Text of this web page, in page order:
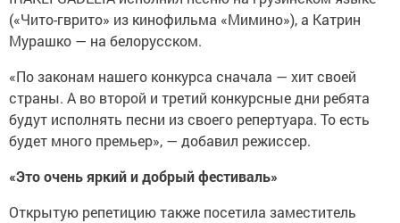
(«Чито-гврито» из кинофильма «Мимино»), а Катрин
Мурашко — на белорусском.
«По законам нашего конкурса сначала — хит своей
страны. А во второй и третий конкурсные дни ребята
будут исполнять песни из своего репертуара. То есть
будет много премьер», — добавил режиссер.
«Это очень яркий и добрый фестиваль»
Открытую репетицию также посетила заместитель